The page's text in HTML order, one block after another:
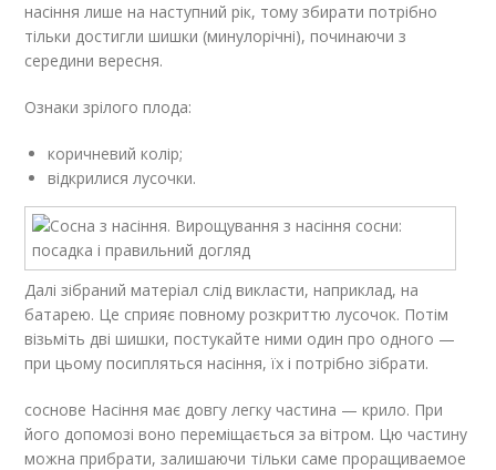
насіння лише на наступний рік, тому збирати потрібно
тільки достигли шишки (минулорічні), починаючи з
середини вересня.
Ознаки зрілого плода:
коричневий колір;
відкрилися лусочки.
Далі зібраний матеріал слід викласти, наприклад, на
батарею. Це сприяє повному розкриттю лусочок. Потім
візьміть дві шишки, постукайте ними один про одного —
при цьому посипляться насіння, їх і потрібно зібрати.
соснове Насіння має довгу легку частина — крило. При
його допомозі воно переміщається за вітром. Цю частину
можна прибрати, залишаючи тільки саме проращиваемое